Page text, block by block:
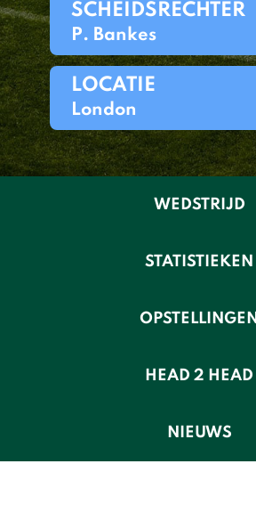
SCHEIDSRECHTER
P. Bankes
LOCATIE
London
WEDSTRIJD
STATISTIEKEN
OPSTELLINGEN
HEAD 2 HEAD
NIEUWS